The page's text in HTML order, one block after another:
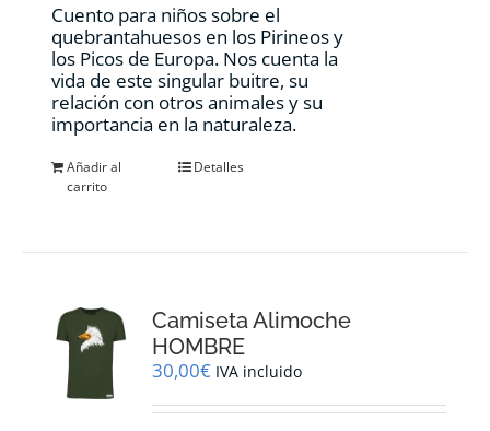
producto
Cuento para niños sobre el
quebrantahuesos en los Pirineos y
los Picos de Europa. Nos cuenta la
vida de este singular buitre, su
relación con otros animales y su
importancia en la naturaleza.
Añadir al
carrito
Detalles
Camiseta Alimoche
HOMBRE
30,00€ IVA incluido